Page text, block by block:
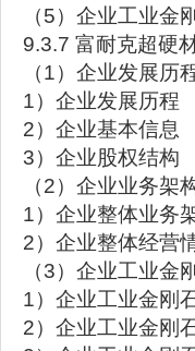
（5）企业工业金
9.3.7 富耐克超硬
（1）企业发展历
1）企业发展历程
2）企业基本信息
3）企业股权结构
（2）企业业务架
1）企业整体业务
2）企业整体经营
（3）企业工业金
1）企业工业金刚
2）企业工业金刚